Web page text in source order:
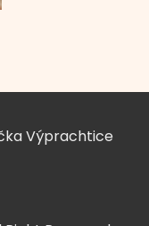
Výprachtice